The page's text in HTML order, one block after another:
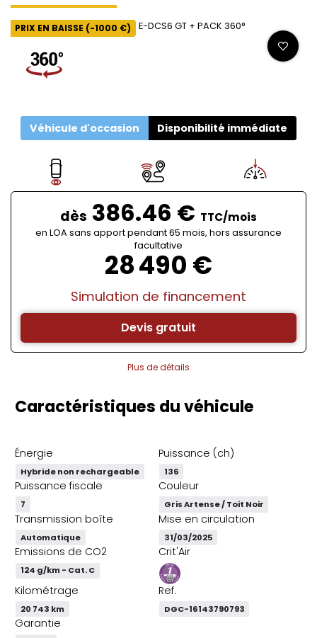
PRIX EN BAISSE (-1000 €)
Véhicule d'occasion Disponibilité immédiate
dès 386.46 € TTC/mois
en LOA sans apport pendant 65 mois, hors assurance
facultative
28 490 €
Simulation de financement
Devis gratuit
Plus de détails
Caractéristiques du véhicule
Énergie
Hybride non rechargeable
Puissance (ch)
136
Puissance fiscale
7
Couleur
Gris Artense / Toit Noir
Transmission boîte
Automatique
Mise en circulation
31/03/2025
Emissions de CO2
124 g/km - Cat. C
Crit'Air
Kilométrage
20 743 km
Ref.
DGC-16143790793
Garantie